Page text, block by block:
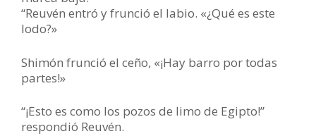
“Reuvén entró y frunció el labio. «¿Qué es este
lodo?»
Shimón frunció el ceño, «¡Hay barro por todas
partes!»
“¡Esto es como los pozos de limo de Egipto!”
respondió Reuvén.